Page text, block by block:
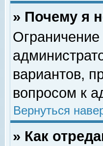
» Почему я
Ограничение
вариантов,
вопросом к
Вернуться
» Как